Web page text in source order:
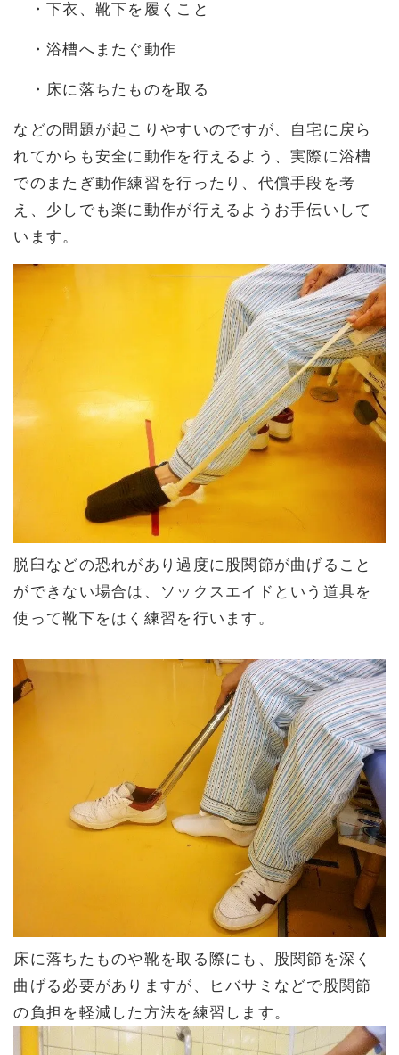
・下衣、靴下を履くこと
・浴槽へまたぐ動作
・床に落ちたものを取る
などの問題が起こりやすいのですが、自宅に戻ら
れてからも安全に動作を行えるよう、実際に浴槽
でのまたぎ動作練習を行ったり、代償手段を考
え、少しでも楽に動作が行えるようお手伝いして
います。
脱臼などの恐れがあり過度に股関節が曲げること
ができない場合は、ソックスエイドという道具を
使って靴下をはく練習を行います。
床に落ちたものや靴を取る際にも、股関節を深く
曲げる必要がありますが、ヒバサミなどで股関節
の負担を軽減した方法を練習します。